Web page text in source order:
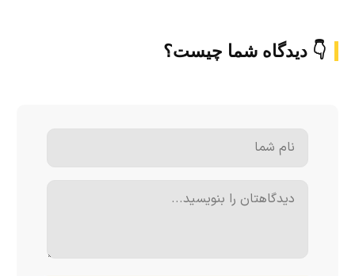
👇 دیدگاه شما چیست؟